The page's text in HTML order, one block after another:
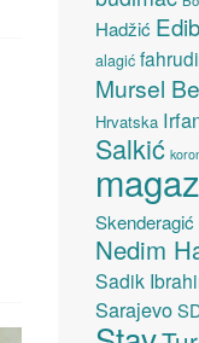
Hadžić
alagić
Mursel
Hrvatska
Salkić
Skenderagić
Nedim
Sadik
Sarajevo